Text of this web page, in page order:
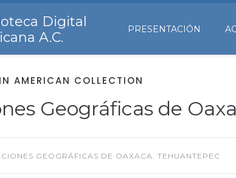
Digital
A.C.
PRESENTACIÓN
AMERICAN COLLECTION
Geográficas de
GEOGRÁFICAS DE OAXACA. TEHUANTEPEC